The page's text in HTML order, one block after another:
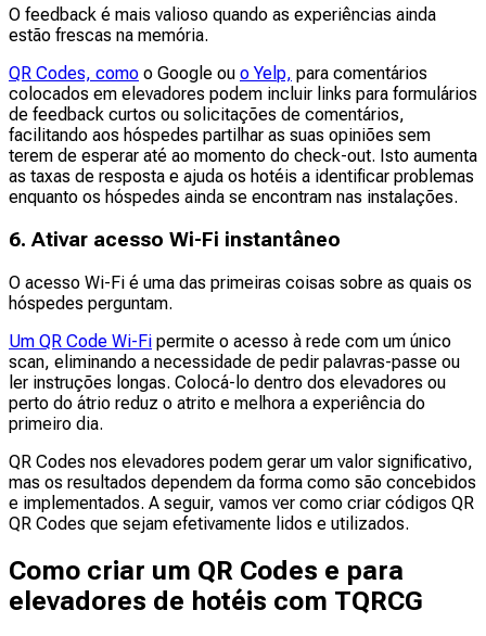
O feedback é mais valioso quando as experiências ainda
estão frescas na memória.
QR Codes, como o Google ou o Yelp, para comentários
colocados em elevadores podem incluir links para formulários
de feedback curtos ou solicitações de comentários,
facilitando aos hóspedes partilhar as suas opiniões sem
terem de esperar até ao momento do check-out. Isto aumenta
as taxas de resposta e ajuda os hotéis a identificar problemas
enquanto os hóspedes ainda se encontram nas instalações.
6. Ativar acesso Wi-Fi instantâneo
O acesso Wi-Fi é uma das primeiras coisas sobre as quais os
hóspedes perguntam.
Um QR Code Wi-Fi permite o acesso à rede com um único
scan, eliminando a necessidade de pedir palavras-passe ou
ler instruções longas. Colocá-lo dentro dos elevadores ou
perto do átrio reduz o atrito e melhora a experiência do
primeiro dia.
QR Codes nos elevadores podem gerar um valor significativo,
mas os resultados dependem da forma como são concebidos
e implementados. A seguir, vamos ver como criar códigos QR
QR Codes que sejam efetivamente lidos e utilizados.
Como criar um QR Codes e para
elevadores de hotéis com TQRCG